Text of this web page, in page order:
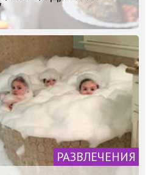
РАЗВЛЕЧЕНИЯ